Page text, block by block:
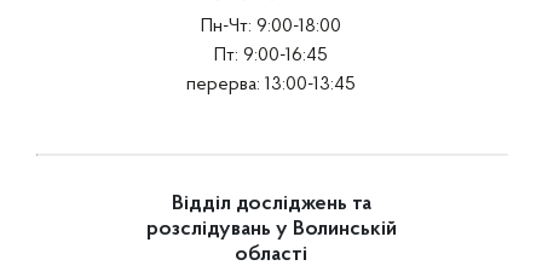
Пн-Чт: 9:00-18:00
Пт: 9:00-16:45
перерва: 13:00-13:45
Відділ досліджень та
розслідувань у Волинській
області